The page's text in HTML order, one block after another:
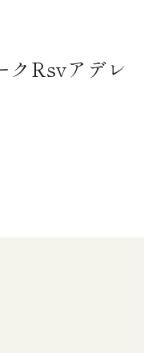
クRsvアデレ